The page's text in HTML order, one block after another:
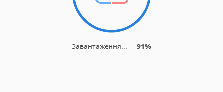
Завантаження... 91%